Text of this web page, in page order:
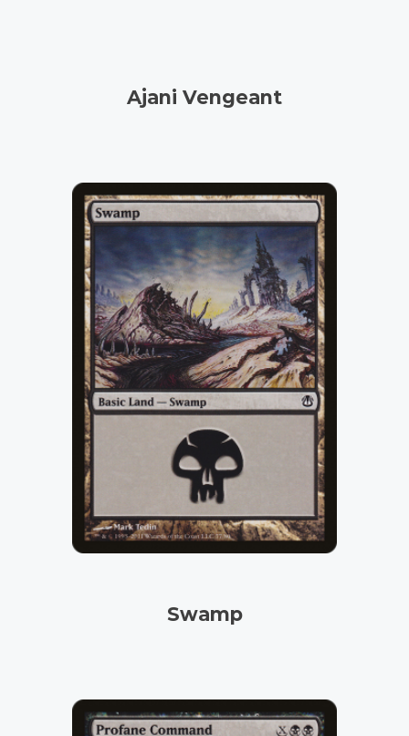
Ajani Vengeant
Swamp